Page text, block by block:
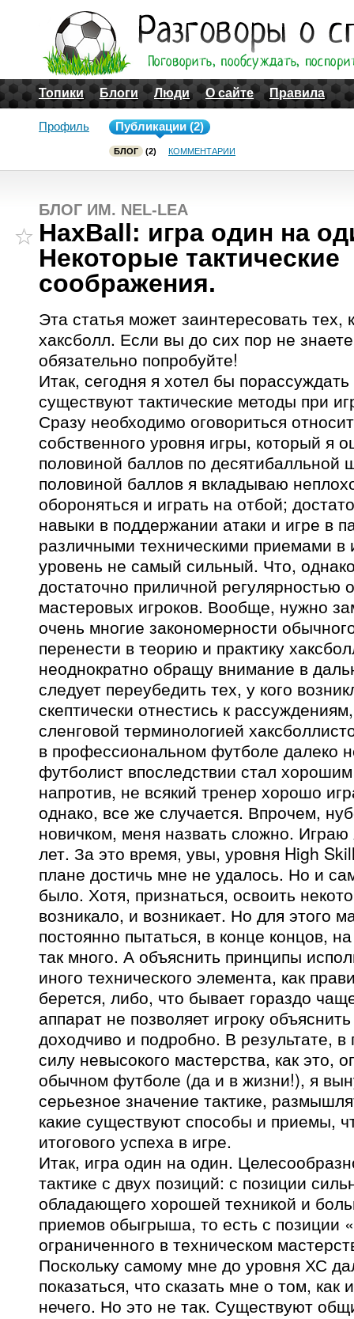
Топики Блоги Люди О сайте Правила
Профиль Публикации (2)
БЛОГ (2) КОММЕНТАРИИ
БЛОГ ИМ. NEL-LEA
HaxBall: игра один на
Некоторые тактические
соображения.
Эта статья может заинтересовать тех,
хаксболл. Если вы до сих пор не
обязательно попробуйте!
Итак, сегодня я хотел бы
существуют тактические методы при
Сразу необходимо оговориться
собственного уровня игры, который я
половиной баллов по десятибалльной
половиной баллов я вкладываю
обороняться и играть на отбой;
навыки в поддержании атаки и игре в
различными техническими приемами в
уровень не самый сильный. Что,
достаточно приличной регулярностью
мастеровых игроков. Вообще, нужно
очень многие закономерности
перенести в теорию и практику
неоднократно обращу внимание в
следует переубедить тех, у кого
скептически отнестись к
сленговой терминологией
в профессиональном футболе далеко
футболист впоследствии стал
напротив, не всякий тренер хорошо
однако, все же случается. Впрочем,
новичком, меня назвать сложно.
лет. За это время, увы, уровня High
плане достичь мне не удалось. Но и
было. Хотя, признаться, освоить
возникало, и возникает. Но для этого
постоянно пытаться, в конце концов,
так много. А объяснить принципы
иного технического элемента, как
берется, либо, что бывает гораздо
аппарат не позволяет игроку
доходчиво и подробно. В результате,
силу невысокого мастерства, как это,
обычном футболе (да и в жизни!), я
серьезное значение тактике,
какие существуют способы и приемы,
итогового успеха в игре.
Итак, игра один на один.
тактике с двух позиций: с позиции
обладающего хорошей техникой и
приемов обыгрыша, то есть с позиции
ограниченного в техническом
Поскольку самому мне до уровня ХС
показаться, что сказать мне о том, как
нечего. Но это не так. Существуют